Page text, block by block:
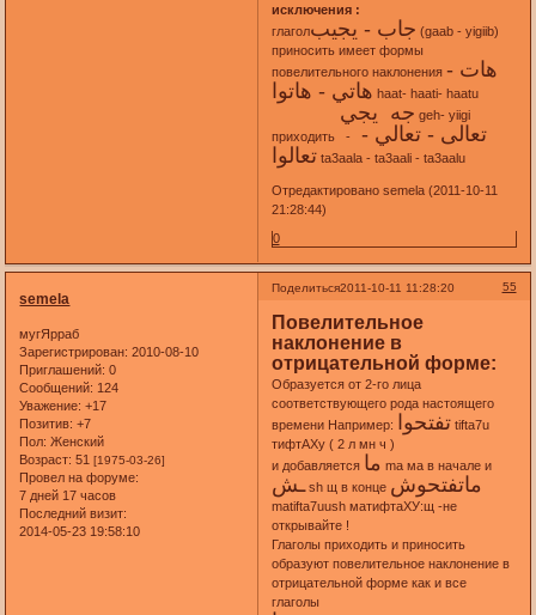
исключения :
глаголجاب - يجيب (gaab - yigiib)
приносить имеет формы
повелительного наклонения هات -
هاتي - هاتوا haat- haati- haatu
جه يجي geh- yiigi
приходить - تعالى - تعالي -
تعالواta3aala - ta3aali - ta3aalu
Отредактировано semela (2011-10-11
21:28:44)
0
Поделиться 55
2011-10-11 11:28:20
semela
мугЯрраб
Зарегистрирован: 2010-08-10
Приглашений: 0
Сообщений: 124
Уважение: +17
Позитив: +7
Пол: Женский
Возраст: 51[1975-03-26]
Провел на форуме:
7 дней 17 часов
Последний визит:
2014-05-23 19:58:10
Повелительное
наклонение в
отрицательной форме:
Образуется от 2-го лица
соответствующего рода настоящего
времени Например:
تفتحواtifta7u
тифтАХу ( 2 л мн ч )
и добавляется ما ma ма в начале и
ـشsh щ в конце ماتفتحوش
matifta7uush матифтаХУ:щ -не
открывайте !
Глаголы приходить и приносить
образуют повелительное наклонение в
отрицательной форме как и все
глаголы